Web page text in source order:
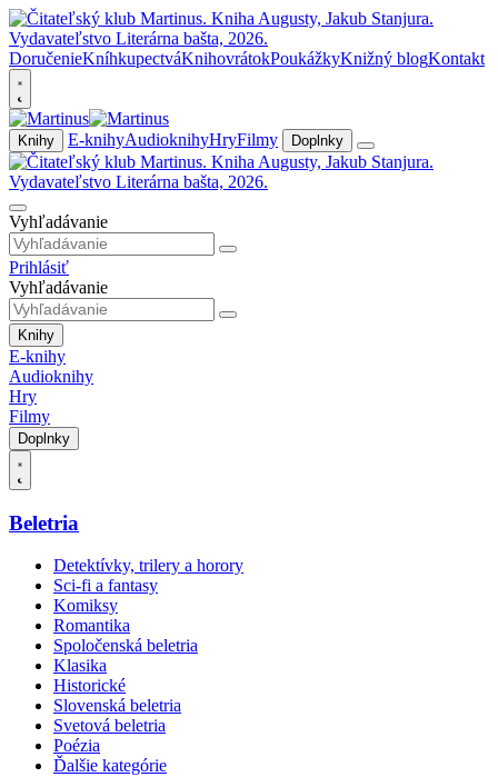
DoručenieKníhkupectváKnihovrátokPoukážkyKnižný blogKontakt
Knihy E-knihyAudioknihyHryFilmy Doplnky
Vyhľadávanie
Prihlásiť
Vyhľadávanie
Knihy
E-knihy
Audioknihy
Hry
Filmy
Doplnky
Beletria
Detektívky, trilery a horory
Sci-fi a fantasy
Komiksy
Romantika
Spoločenská beletria
Klasika
Historické
Slovenská beletria
Svetová beletria
Poézia
Ďalšie kategórie